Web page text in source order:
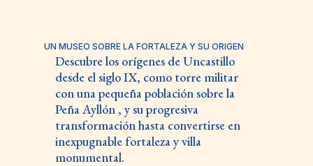
UN MUSEO SOBRE LA FORTALEZA Y SU ORIGEN
Descubre los orígenes de Uncastillo
desde el siglo IX, como torre militar
con una pequeña población sobre la
Peña Ayllón , y su progresiva
transformación hasta convertirse en
inexpugnable fortaleza y villa
monumental.